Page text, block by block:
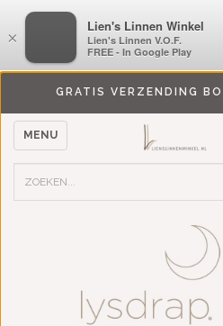
GRATIS VERZENDING
MENU
×
LiensLinnenwinkel.nl
Lien's Linnen V.O.F.
FREE - In Google Play
×
Lien's Linnen Winkel
Lien's Linnen V.O.F.
FREE - In Google Play